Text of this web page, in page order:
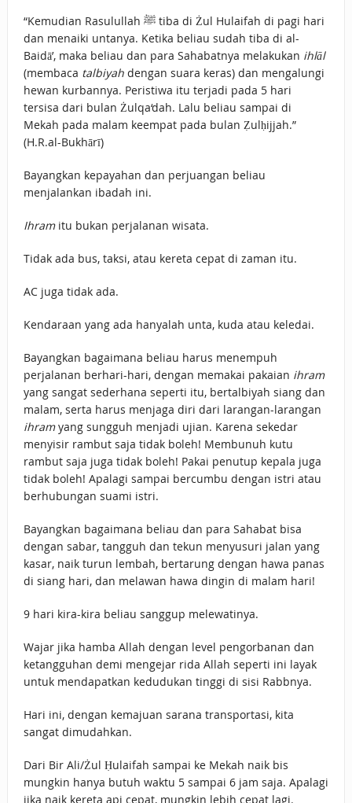
“Kemudian Rasulullah ﷺ tiba di Żul Hulaifah di pagi hari
dan menaiki untanya. Ketika beliau sudah tiba di al-
Baidā’, maka beliau dan para Sahabatnya melakukan ihlāl
(membaca talbiyahdengan suara keras) dan mengalungi
hewan kurbannya. Peristiwa itu terjadi pada 5 hari
tersisa dari bulan Żulqa‘dah. Lalu beliau sampai di
Mekah pada malam keempat pada bulan Ẓulḥijjah.”
(H.R.al-Bukhārī)
Bayangkan kepayahan dan perjuangan beliau
menjalankan ibadah ini.
Ihramitu bukan perjalanan wisata.
Tidak ada bus, taksi, atau kereta cepat di zaman itu.
AC juga tidak ada.
Kendaraan yang ada hanyalah unta, kuda atau keledai.
Bayangkan bagaimana beliau harus menempuh
perjalanan berhari-hari, dengan memakai pakaian ihram
yang sangat sederhana seperti itu, bertalbiyah siang dan
malam, serta harus menjaga diri dari larangan-larangan
ihramyang sungguh menjadi ujian. Karena sekedar
menyisir rambut saja tidak boleh! Membunuh kutu
rambut saja juga tidak boleh! Pakai penutup kepala juga
tidak boleh! Apalagi sampai bercumbu dengan istri atau
berhubungan suami istri.
Bayangkan bagaimana beliau dan para Sahabat bisa
dengan sabar, tangguh dan tekun menyusuri jalan yang
kasar, naik turun lembah, bertarung dengan hawa panas
di siang hari, dan melawan hawa dingin di malam hari!
9 hari kira-kira beliau sanggup melewatinya.
Wajar jika hamba Allah dengan level pengorbanan dan
ketangguhan demi mengejar rida Allah seperti ini layak
untuk mendapatkan kedudukan tinggi di sisi Rabbnya.
Hari ini, dengan kemajuan sarana transportasi, kita
sangat dimudahkan.
Dari Bir Ali/Żul Ḥulaifah sampai ke Mekah naik bis
mungkin hanya butuh waktu 5 sampai 6 jam saja. Apalagi
jika naik kereta api cepat, mungkin lebih cepat lagi.